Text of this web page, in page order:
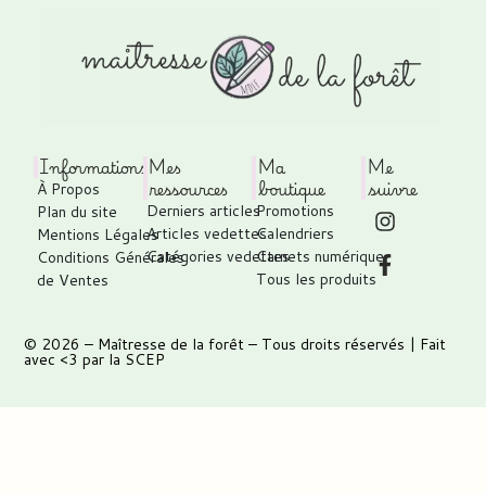
Informations
À Propos
Plan du site
Mentions Légales
Conditions Générales
de Ventes
Mes
ressources
Derniers articles
Articles vedettes
Catégories vedettes
Ma
boutique
Promotions
Calendriers
Carnets numérique
Tous les produits
Me
suivre
© 2026 – Maîtresse de la forêt – Tous droits réservés | Fait
avec <3 par la SCEP